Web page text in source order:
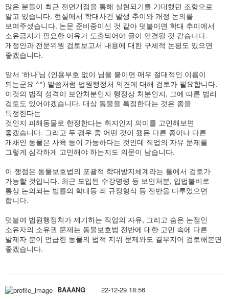
많은 분들이 최근 전면개정을 통해 실현되기를 기대했던 조항으로
알고 있습니다. 현실에서 학대사건 발생 추이와 개정 논의를
보여주셨습니다. 논문 준비중이신 것 같아 덧붙이면 학대 추이에서
소유금지가 필요한 이유가 도출되어야 글이 연결될 것 같습니다.
개정안과 전문위원 검토보고서 내용에 대한 구체적 논평도 있으면
좋겠습니다.
앞서 ‘하나’님 (인용부호 없이 님을 붙이면 매우 절대적인 이름이
되는군요 ^^) 말씀처럼 법원행정처 의견에 대해 검토가 필요합니다.
이것의 법적 성격이 보안처분인지 행정상 처분인지, 그에 따른 법리
검토도 있어야겠습니다. 대상 동물을 특정한다는 것은 종을
특정한다는
것인지 피해동물로 한정한다는 취지인지 의미를 고민해보면
좋겠습니다. 그리고 두 경우 중 어떤 것이 됐든 다른 종이나 다른
개채인 동물은 사육 등이 가능하다는 것인데 직업의 자유 문제를
그렇게 심각하게 고민해야 하는지도 의문이 남습니다.
이 쟁점은 동물보호법의 포괄적 학대방지체계라는 틀에서 검토가
가능할 것입니다. 최근 도입된 수강명령 등 보안처분, 입법불비로
통상 논의되는 법률의 학대등 죄 규정형식 등 전반을 다루었으면
합니다.
덧붙여 법원행정처가 제기하는 직업의 자유, 그리고 숨은 논점인
소유자의 소유권 문제는 동물보호법 전반에 대한 고민 속에 다른
발제자 분이 언급한 동물의 법적 지위 문제와도 결부지어 검토해본면
좋겠습니다.
BAAANG 22-12-29 18:56